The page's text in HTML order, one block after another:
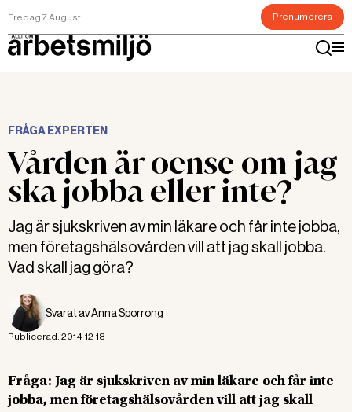
Fredag 7 Augusti Prenumerera
FRÅGA EXPERTEN
Vården är oense om jag
ska jobba eller inte?
Jag är sjukskriven av min läkare och får inte jobba,
men företagshälsovården vill att jag skall jobba.
Vad skall jag göra?
Svarat avAnna Sporrong
Publicerad: 2014-12-18
Fråga: Jag är sjukskriven av min läkare och får inte
jobba, men företagshälsovården vill att jag skall